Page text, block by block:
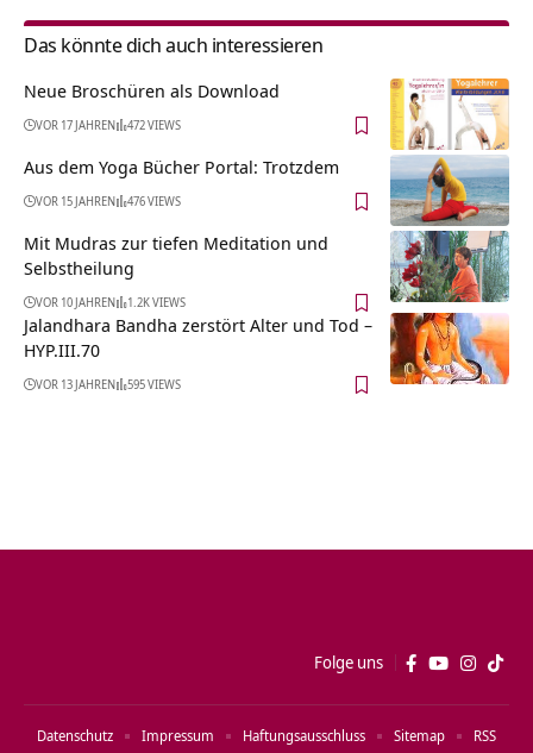
Das könnte dich auch interessieren
Neue Broschüren als Download
VOR 17 JAHREN 472 VIEWS
Aus dem Yoga Bücher Portal: Trotzdem
VOR 15 JAHREN 476 VIEWS
Mit Mudras zur tiefen Meditation und
Selbstheilung
VOR 10 JAHREN 1.2K VIEWS
Jalandhara Bandha zerstört Alter und Tod –
HYP.III.70
VOR 13 JAHREN 595 VIEWS
Folge uns
Datenschutz Impressum Haftungsausschluss Sitemap RSS